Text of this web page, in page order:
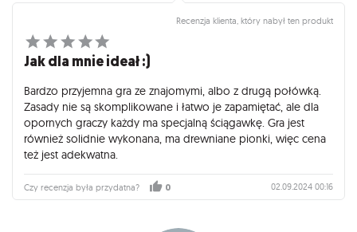
Recenzja klienta, który nabył ten produkt
Jak dla mnie ideał :)
Bardzo przyjemna gra ze znajomymi, albo z drugą połówką.
Zasady nie są skomplikowane i łatwo je zapamiętać, ale dla
opornych graczy każdy ma specjalną ściągawkę. Gra jest
również solidnie wykonana, ma drewniane pionki, więc cena
też jest adekwatna.
Czy recenzja była przydatna? 0 02.09.2024 00:16